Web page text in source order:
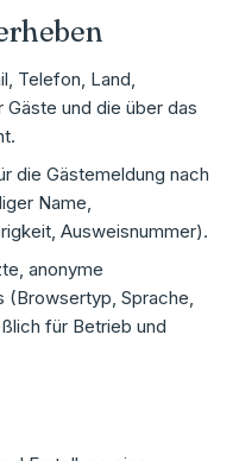
Telefon, Land,
und die über das
die Gästemeldung nach
Name,
Ausweisnummer).
anonyme
(Browsertyp, Sprache,
für Betrieb und